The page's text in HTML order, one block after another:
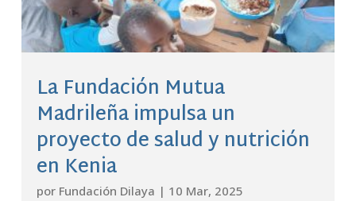
La Fundación Mutua
Madrileña impulsa un
proyecto de salud y nutrición
en Kenia
por Fundación Dilaya | 10 Mar, 2025